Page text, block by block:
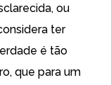
ou
ter
é tão
que para um